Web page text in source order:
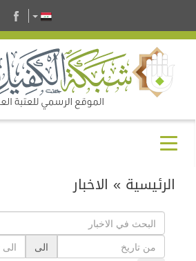
الرئيسية » الاخبار
الى